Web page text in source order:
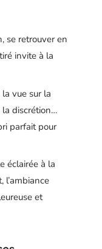
se retrouver en
invite à la
la vue sur la
discrétion…
parfait pour
éclairée à la
l’ambiance
et